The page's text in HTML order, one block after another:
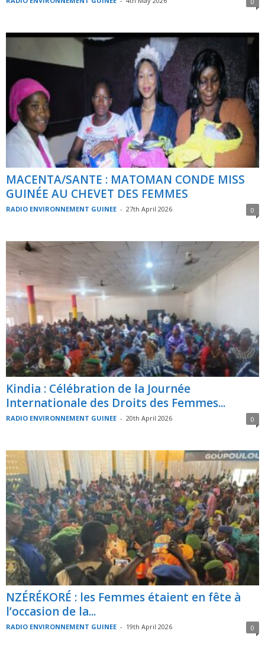
MACENTA/SANTE : MATOMAN CONDE MISS
GUINÉE AU CHEVET DES FEMMES
RADIO ENVIRONNEMENT GUINEE - 27th April 2026 0
Kindia : Célébration de la Journée
Internationale des Droits des Femmes...
RADIO ENVIRONNEMENT GUINEE - 20th April 2026 0
NZÉRÉKORÉ : les Femmes étaient en fête à
l’occasion de la...
RADIO ENVIRONNEMENT GUINEE - 19th April 2026 0